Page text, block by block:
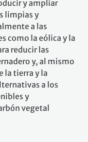
y ampliar
limpias y
a las
como la eólica y la
reducir las
y, al mismo
la tierra y la
a los
y
vegetal